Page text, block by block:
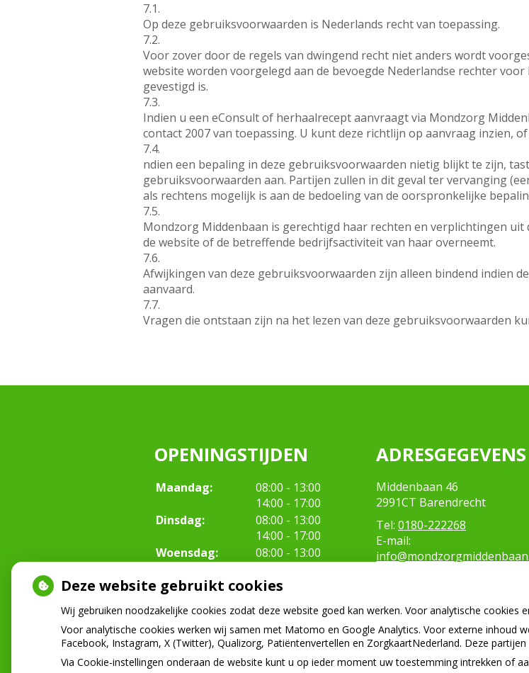
7.1.
Op deze gebruiksvoorwaarden is Nederlands recht van toepassing.
7.2.
Voor zover door de regels van dwingend recht niet anders wordt
website worden voorgelegd aan de bevoegde Nederlandse rechter
gevestigd is.
7.3.
Indien u een eConsult of herhaalrecept aanvraagt via Mondzorg
contact 2007 van toepassing. U kunt deze richtlijn op aanvraag inzien,
7.4.
ndien een bepaling in deze gebruiksvoorwaarden nietig blijkt te zijn,
gebruiksvoorwaarden aan. Partijen zullen in dit geval ter vervanging
als rechtens mogelijk is aan de bedoeling van de oorspronkelijke
7.5.
Mondzorg Middenbaan is gerechtigd haar rechten en verplichtingen
de website of de betreffende bedrijfsactiviteit van haar overneemt.
7.6.
Afwijkingen van deze gebruiksvoorwaarden zijn alleen bindend indien
aanvaard.
7.7.
Vragen die ontstaan zijn na het lezen van deze gebruiksvoorwaarden
OPENINGSTIJDEN
Maandag: 08:00 tot
- 13:00
14:00 tot
- 17:00
Dinsdag:
08:00 tot
- 13:00
14:00 tot
- 17:00
Woensdag:
08:00 tot
- 13:00
Donderdag:
08:00
Vrijdag:
08.00tot
- 13.00
14.00tot
- 17.00
ADRESGEGEVENS
Middenbaan 46
2991CT Barendrecht
Tel:0180-222268
E-mail:
Deze website gebruikt cookies
Wij gebruiken noodzakelijke cookies zodat deze website goed kan werken. Voor analytische cookies
Voor analytische cookies werken wij samen met Matomo en Google Analytics. Voor externe inhoud
Facebook, Instagram, X (Twitter), Qualizorg, Patiëntenvertellen en ZorgkaartNederland. Deze
Via Cookie-instellingen onderaan de website kunt u op ieder moment uw toestemming intrekken of